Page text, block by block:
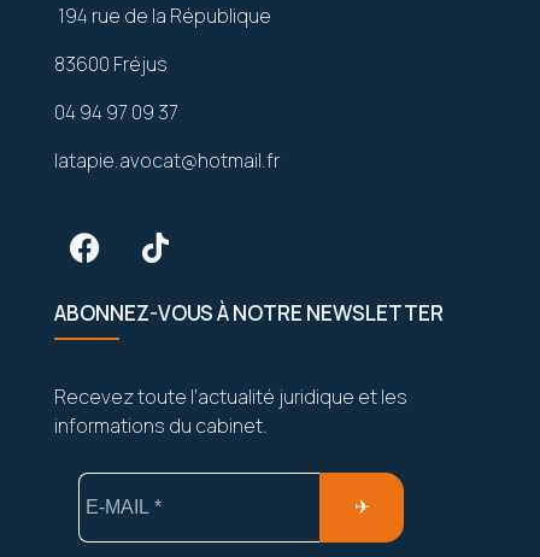
194 rue de la République
83600 Fréjus
04 94 97 09 37
latapie.avocat@hotmail.fr
ABONNEZ-VOUS À NOTRE NEWSLETTER
Recevez toute l’actualité juridique et les
informations du cabinet.